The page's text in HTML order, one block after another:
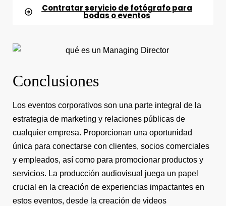
Contratar servicio de fotógrafo para
bodas o eventos
Conclusiones
Los eventos corporativos son una parte integral de la
estrategia de marketing y relaciones públicas de
cualquier empresa. Proporcionan una oportunidad
única para conectarse con clientes, socios comerciales
y empleados, así como para promocionar productos y
servicios. La producción audiovisual juega un papel
crucial en la creación de experiencias impactantes en
estos eventos, desde la creación de videos